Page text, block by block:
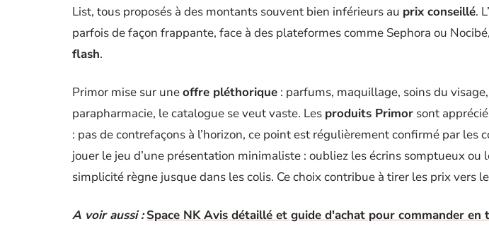
List, tous proposés à des montants souvent bien inférieurs au prix conseillé.
parfois de façon frappante, face à des plateformes comme Sephora ou
flash.
Primor mise sur uneoffre pléthorique : parfums, maquillage, soins du
parapharmacie, le catalogue se veut vaste. Les produits Primor sont
: pas de contrefaçons à l’horizon, ce point est régulièrement confirmé par les
jouer le jeu d’une présentation minimaliste : oubliez les écrins somptueux ou
simplicité règne jusque dans les colis. Ce choix contribue à tirer les prix vers
A voir aussi : Space NK Avis détaillé et guide d'achat pour commander en